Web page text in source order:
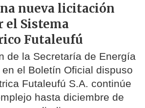
nueva licitación
el Sistema
Futaleufú
de la Secretaría de Energía
el Boletín Oficial dispuso
Futaleufú S.A. continúe
hasta diciembre de